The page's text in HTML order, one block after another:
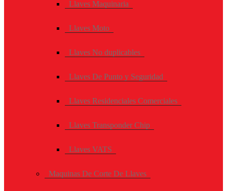
Llaves Maquinaria
Llaves Moto
Llaves No duplicables
Llaves De Punto y Seguridad
Llaves Residenciales Comerciales
Llaves Transponder Chip
Llaves VATS
Maquinas De Corte De Llaves